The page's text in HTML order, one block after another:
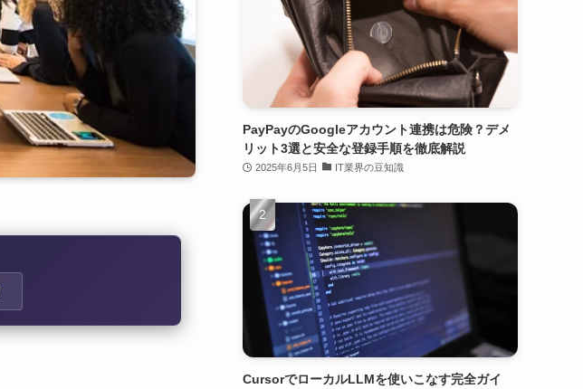
PayPayのGoogleアカウント連携は危険？デメ
リット3選と安全な登録手順を徹底解説
2025年6月5日 IT業界の豆知識
CursorでローカルLLMを使いこなす完全ガイ